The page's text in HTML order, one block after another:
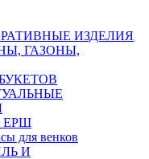
ИЗДЕЛИЯ
ГАЗОНЫ,
ЕРШ
для венков
И